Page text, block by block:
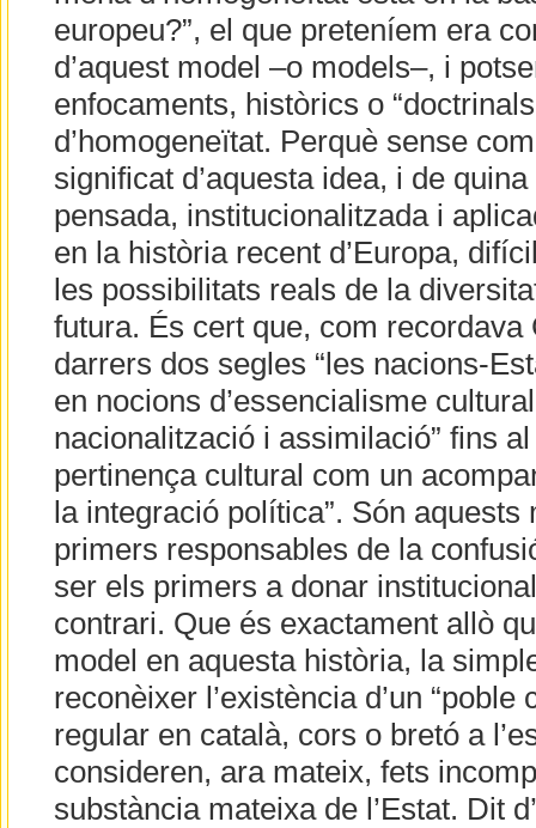
europeu?”, el que preteníem era
d’aquest model –o models–, i
enfocaments, històrics o
d’homogeneïtat. Perquè sense
significat d’aquesta idea, i de
pensada, institucionalitzada i
en la història recent d’Europa,
les possibilitats reals de la
futura. És cert que, com recordava
darrers dos segles “les nacions-
en nocions d’essencialisme
nacionalització i assimilació” fins
pertinença cultural com un
la integració política”. Són
primers responsables de la
ser els primers a donar
contrari. Que és exactament allò
model en aquesta història, la
reconèixer l’existència d’un “poble
regular en català, cors o bretó a
consideren, ara mateix, fets
substància mateixa de l’Estat. Dit